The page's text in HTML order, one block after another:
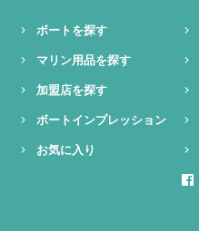
ボートを探す
マリン用品を探す
加盟店を探す
ボートインプレッション
お気に入り